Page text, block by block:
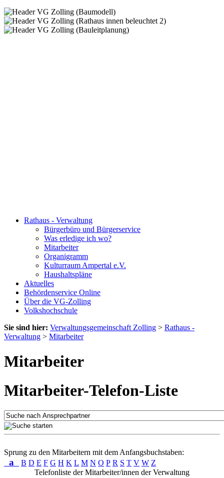
Rathaus - Verwaltung
Bürgerbüro und Bürgerservice
Was erledige ich wo?
Mitarbeiter
Organigramm
Kulturraum Ampertal e.V.
Haushaltspläne
Aktuelles
Behördenservice Online
Über die VG-Zolling
Volkshochschule
Sie sind hier: Verwaltungsgemeinschaft Zolling > Rathaus -
Verwaltung > Mitarbeiter
Mitarbeiter
Mitarbeiter-Telefon-Liste
Sprung zu den Mitarbeitern mit dem Anfangsbuchstaben:
a B D E F G H K L M N O P R S T V W Z
Telefonliste der Mitarbeiter/innen der Verwaltung